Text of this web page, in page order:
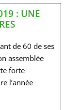
: UNE
de 60 de ses
assemblée
forte
l’année